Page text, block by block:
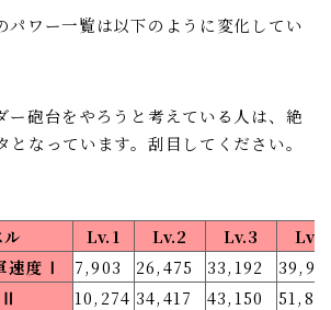
パワー一覧は以下のように変化してい
ー砲台をやろうと考えている人は、絶
となっています。刮目してください。
Lv.1 Lv.2 Lv.3
Lv.4
速度Ⅰ
7,903 26,475 33,192
10,274 34,417 43,150